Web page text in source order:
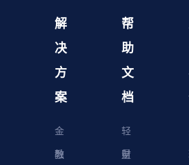
解
决
方
案
金
融
教
帮
助
文
档
轻
量
财